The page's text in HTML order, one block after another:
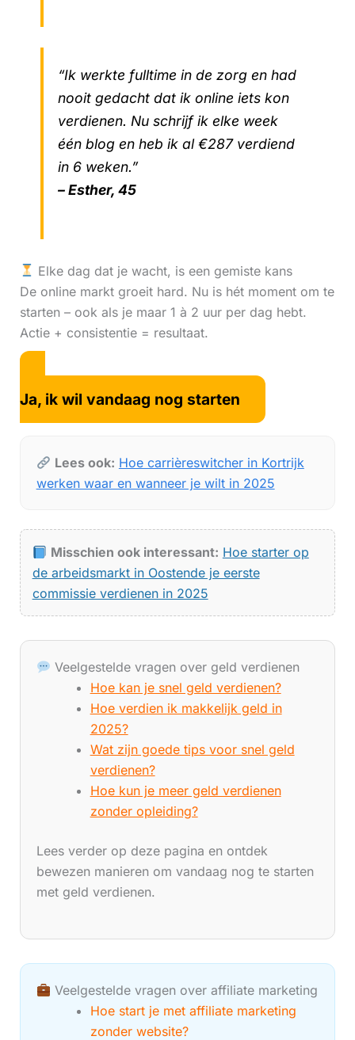
“Ik werkte fulltime in de zorg en had
nooit gedacht dat ik online iets kon
verdienen. Nu schrijf ik elke week
één blog en heb ik al €287 verdiend
in 6 weken.”
– Esther, 45
Elke dag dat je wacht, is een gemiste kans
De online markt groeit hard. Nu is hét moment om te
starten – ook als je maar 1 à 2 uur per dag hebt.
Actie + consistentie = resultaat.
Ja, ik wil vandaag nog starten
Lees ook: Hoe carrièreswitcher in Kortrijk
werken waar en wanneer je wilt in 2025
Misschien ook interessant: Hoe starter op
de arbeidsmarkt in Oostende je eerste
commissie verdienen in 2025
Veelgestelde vragen over geld verdienen
Hoe kan je snel geld verdienen?
Hoe verdien ik makkelijk geld in
2025?
Wat zijn goede tips voor snel geld
verdienen?
Hoe kun je meer geld verdienen
zonder opleiding?
Lees verder op deze pagina en ontdek
bewezen manieren om vandaag nog te starten
met geld verdienen.
Veelgestelde vragen over affiliate marketing
Hoe start je met affiliate marketing
zonder website?